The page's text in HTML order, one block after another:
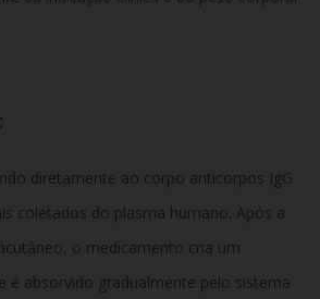
diretamente ao corpo anticorpos IgG
coletados do plasma humano. Após a
o medicamento cria um
é absorvido gradualmente pelo sistema